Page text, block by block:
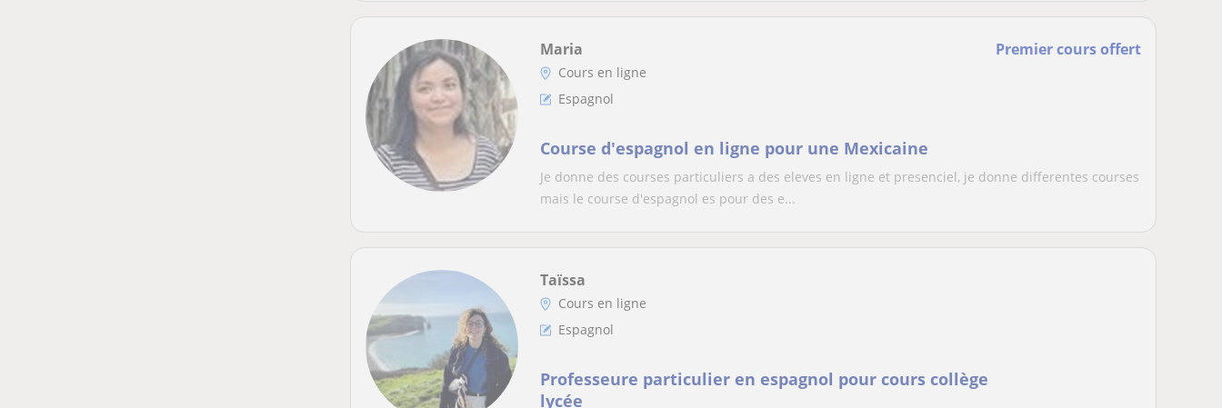
Premier cours offert
Maria
Cours en ligne
Espagnol
Course d'espagnol en ligne pour une Mexicaine
Je donne des courses particuliers a des eleves en ligne et presenciel, je donne differentes courses
mais le course d'espagnol es pour des e...
Taïssa
Cours en ligne
Espagnol
Professeure particulier en espagnol pour cours collège
lycée